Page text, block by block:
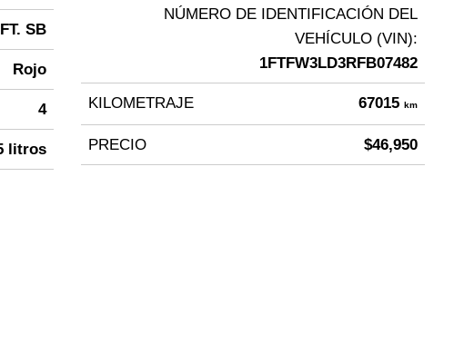
SB
Rojo
4
litros
NÚMERO DE IDENTIFICACIÓN DEL
VEHÍCULO (VIN):
1FTFW3LD3RFB07482
KILOMETRAJE 67015km
PRECIO $46,950